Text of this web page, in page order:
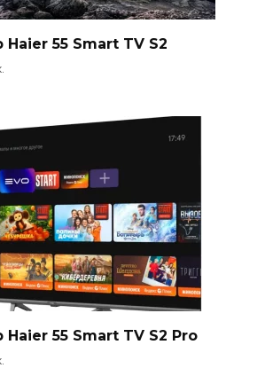
Haier 55 Smart TV S2
Haier 55 Smart TV S2 Pro